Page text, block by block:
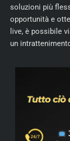
soluzioni più
opportunità e
live, è possibile
un